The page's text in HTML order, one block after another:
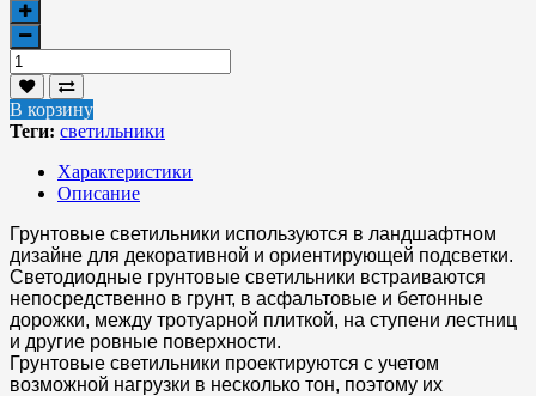
В корзину
Теги: светильники
Характеристики
Описание
Грунтовые светильники используются в ландшафтном
дизайне для декоративной и ориентирующей подсветки.
Светодиодные грунтовые светильники встраиваются
непосредственно в грунт, в асфальтовые и бетонные
дорожки, между тротуарной плиткой, на ступени лестниц
и другие ровные поверхности.
Грунтовые светильники проектируются с учетом
возможной нагрузки в несколько тон, поэтому их